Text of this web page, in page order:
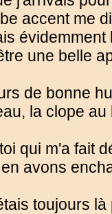
accent me
une belle
de bonne
la clope
qui m'a fait
avons
toujours